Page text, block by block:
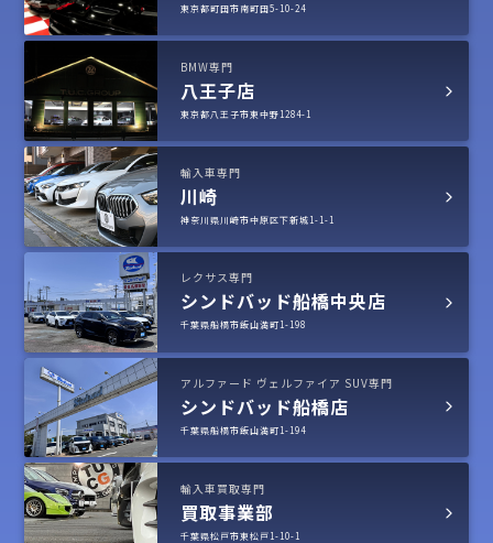
東京都町田市南町田5-10-24
BMW専門
八王子店
東京都八王子市東中野1284-1
輸入車専門
川崎
神奈川県川崎市中原区下新城1-1-1
レクサス専門
シンドバッド船橋中央店
千葉県船橋市飯山満町1-198
アルファード ヴェルファイア SUV専門
シンドバッド船橋店
千葉県船橋市飯山満町1-194
輸入車買取専門
買取事業部
千葉県松戸市東松戸1-10-1